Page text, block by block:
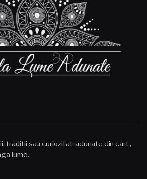
traditii sau curiozitati adunate din carti,
lume.